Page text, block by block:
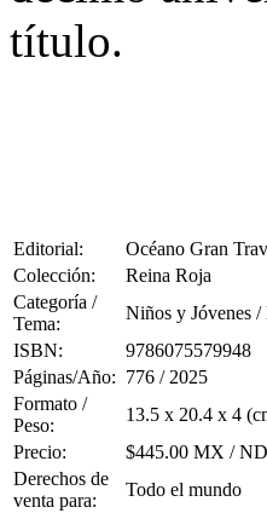
título.
Editorial:
Océano Gran
Colección:
Reina Roja
Categoría /
Tema:
Niños y Jóvenes
ISBN:
9786075579948
Páginas/Año: 776 / 2025
Formato /
Peso:
13.5 x 20.4 x 4
Precio:
$445.00 MX / ND
Derechos de
venta para:
Todo el mundo